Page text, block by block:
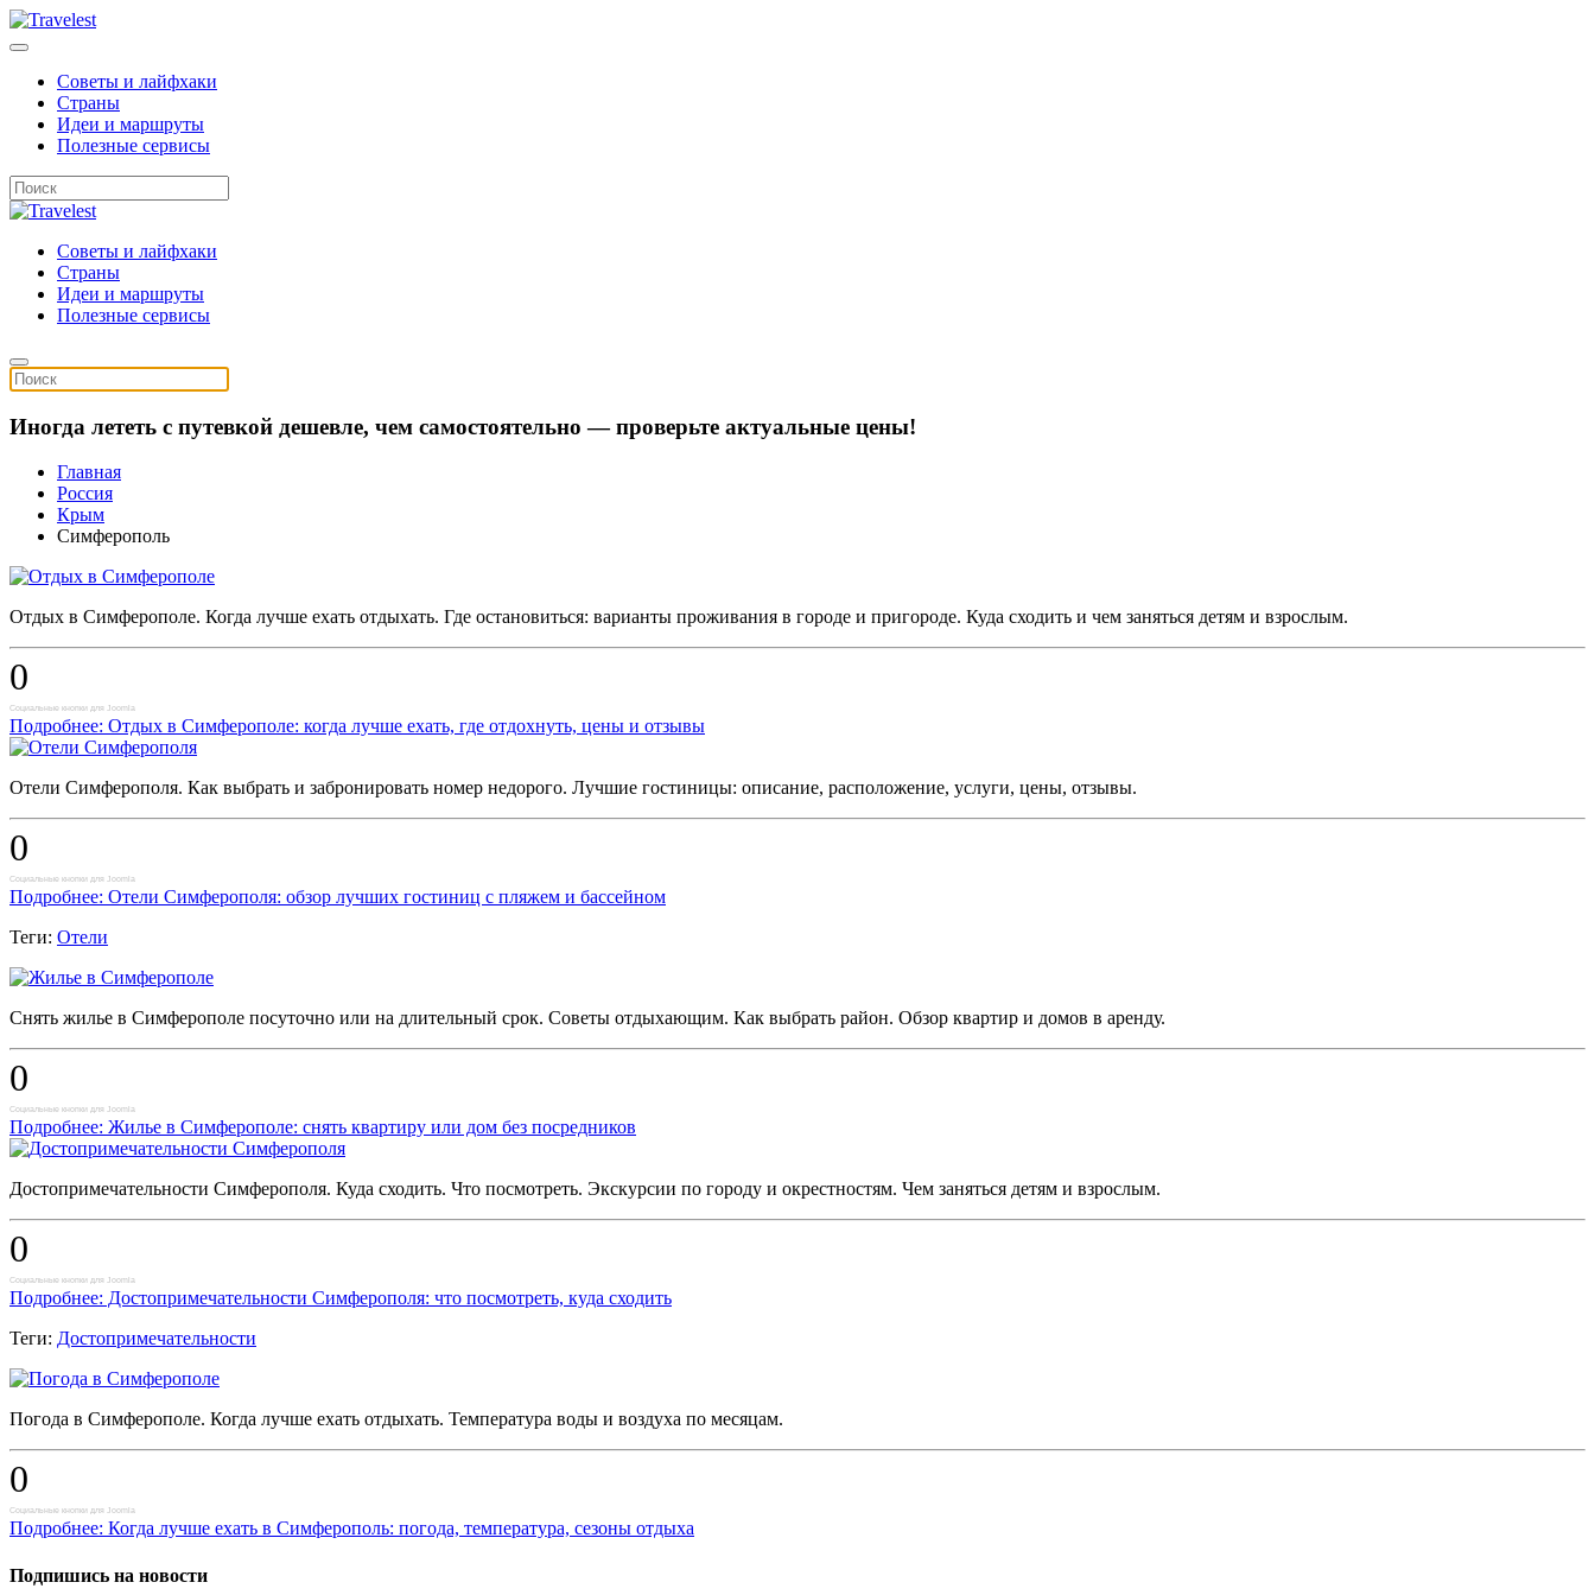
Советы и лайфхаки
Страны
Идеи и маршруты
Полезные сервисы
Советы и лайфхаки
Страны
Идеи и маршруты
Полезные сервисы
Иногда лететь с путевкой дешевле, чем самостоятельно — проверьте актуальные цены!
Главная
Россия
Крым
Симферополь
Отдых в Симферополе. Когда лучше ехать отдыхать. Где остановиться: варианты проживания в городе и пригороде. Куда сходить и чем заняться детям и взрослым.
0
Социальные кнопки для Joomla
Подробнее: Отдых в Симферополе: когда лучше ехать, где отдохнуть, цены и отзывы
Отели Симферополя. Как выбрать и забронировать номер недорого. Лучшие гостиницы: описание, расположение, услуги, цены, отзывы.
0
Социальные кнопки для Joomla
Подробнее: Отели Симферополя: обзор лучших гостиниц с пляжем и бассейном
Теги: Отели
Снять жилье в Симферополе посуточно или на длительный срок. Советы отдыхающим. Как выбрать район. Обзор квартир и домов в аренду.
0
Социальные кнопки для Joomla
Подробнее: Жилье в Симферополе: снять квартиру или дом без посредников
Достопримечательности Симферополя. Куда сходить. Что посмотреть. Экскурсии по городу и окрестностям. Чем заняться детям и взрослым.
0
Социальные кнопки для Joomla
Подробнее: Достопримечательности Симферополя: что посмотреть, куда сходить
Теги: Достопримечательности
Погода в Симферополе. Когда лучше ехать отдыхать. Температура воды и воздуха по месяцам.
0
Социальные кнопки для Joomla
Подробнее: Когда лучше ехать в Симферополь: погода, температура, сезоны отдыха
Подпишись на новости